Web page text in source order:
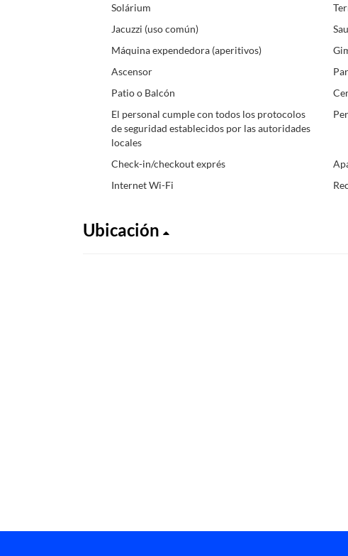
Solárium
Jacuzzi (uso común)
Máquina expendedora (aperitivos)
Ascensor
Patio o Balcón
El personal cumple con todos los protocolos
de seguridad establecidos por las autoridades
locales
Check-in/checkout exprés
Internet Wi-Fi
Ubicación